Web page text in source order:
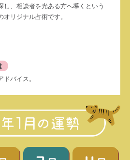
し、相談者を光ある方へ導くという
リジナル占術です。
バイス。